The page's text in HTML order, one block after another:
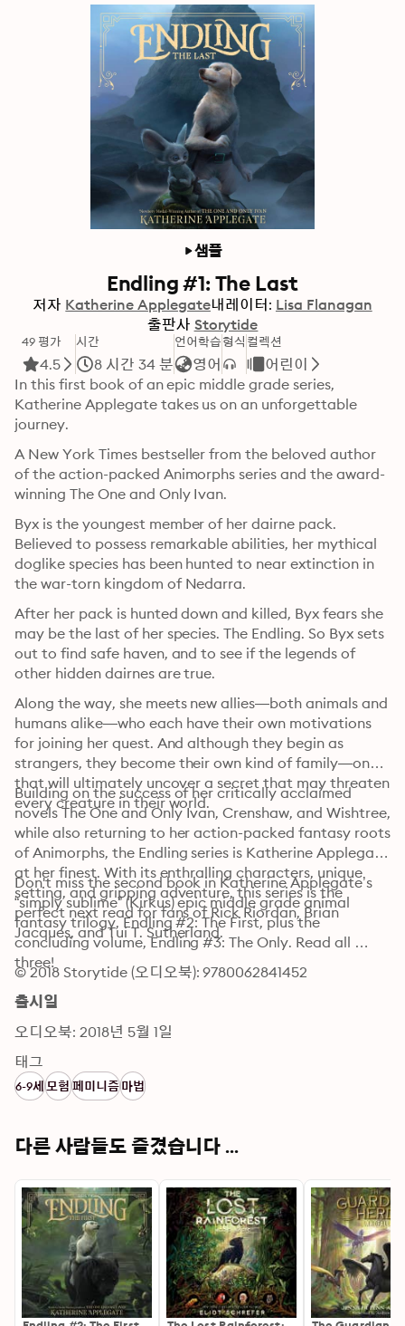
샘플
Endling #1: The Last
저자 Katherine Applegate내레이터: Lisa Flanagan
출판사 Storytide
49 평가
4.5
시간
8 시간 34 분
언어학습
영어
형식 컬렉션
어린이
In this first book of an epic middle grade series,
Katherine Applegate takes us on an unforgettable
journey.
A New York Times bestseller from the beloved author
of the action-packed Animorphs series and the award-
winning The One and Only Ivan.
Byx is the youngest member of her dairne pack.
Believed to possess remarkable abilities, her mythical
doglike species has been hunted to near extinction in
the war-torn kingdom of Nedarra.
After her pack is hunted down and killed, Byx fears she
may be the last of her species. The Endling. So Byx sets
out to find safe haven, and to see if the legends of
other hidden dairnes are true.
Along the way, she meets new allies—both animals and
humans alike—who each have their own motivations
for joining her quest. And although they begin as
strangers, they become their own kind of family—one
that will ultimately uncover a secret that may threaten
every creature in their world.
Building on the success of her critically acclaimed
novels The One and Only Ivan, Crenshaw, and Wishtree,
while also returning to her action-packed fantasy roots
of Animorphs, the Endling series is Katherine Applegate
at her finest. With its enthralling characters, unique
setting, and gripping adventure, this series is the
perfect next read for fans of Rick Riordan, Brian
Jacques, and Tui T. Sutherland.
Don't miss the second book in Katherine Applegate’s
“simply sublime” (Kirkus) epic middle grade animal
fantasy trilogy, Endling #2: The First, plus the
concluding volume, Endling #3: The Only. Read all
three!
© 2018 Storytide (오디오북): 9780062841452
출시일
오디오북: 2018년 5월 1일
태그
6-9세모험페미니즘마법
다른 사람들도 즐겼습니다 ...